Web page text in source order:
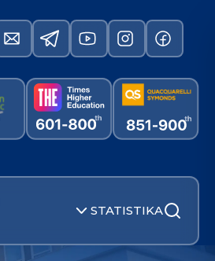
STATISTIKA